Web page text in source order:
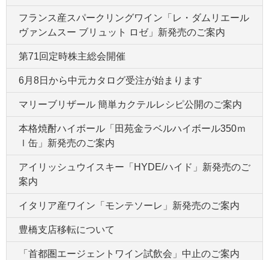
フランス産スパークリングワイン「レ・ダムリエール
ヴァンムスー ブリュット ロゼ」新発売のご案内
第71回定時株主総会開催
6月8日から中元カタログ受注が始まります
マリーブリザール 簡単カクテルレシピ公開のご案内
本格焼酎ハイボール「田苑金ラベルハイボール350ｍ
ｌ缶」新発売のご案内
アイリッシュウイスキー「HYDE/ハイド」新発売のご
案内
イタリア産ワイン「モンテソーレ」新発売のご案内
豊橋支店移転について
「首都圏エージェントワイン試飲会」中止のご案内